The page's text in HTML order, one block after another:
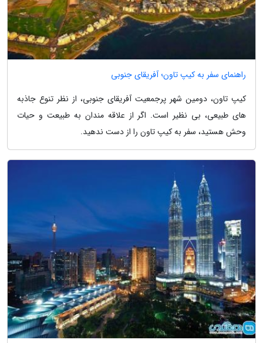
راهنمای سفر به کیپ تاون؛ آفریقای جنوبی
کیپ تاون، دومین شهر پرجمعیت آفریقای جنوبی، از نظر تنوع جاذبه
های طبیعی، بی نظیر است. اگر از علاقه مندان به طبیعت و حیات
وحش هستید، سفر به کیپ تاون را از دست ندهید.